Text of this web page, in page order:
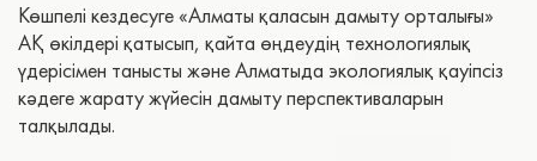
Көшпелі кездесуге «Алматы қаласын дамыту орталығы»
АҚ өкілдері қатысып, қайта өңдеудің технологиялық
үдерісімен танысты және Алматыда экологиялық қауіпсіз
кәдеге жарату жүйесін дамыту перспективаларын
талқылады.